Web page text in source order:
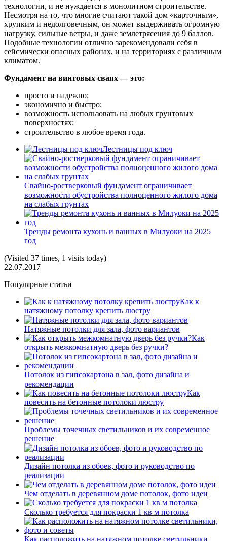
технологии, и не нуждается в монолитном строительстве.
Несмотря на то, что многие считают такой дом «карточным»,
хрупким и недолговечным, он может выдерживать огромную
нагрузку, сильные ветры, и даже землетрясения до 9 баллов.
Подобные технологии отлично зарекомендовали себя в
сейсмически опасных районах, и на территориях с различным
климатом.
Фундамент на винтовых сваях — это:
просто и надежно;
экономично и быстро;
возможность использовать на любых грунтовых
поверхностях;
строительство в любое время года.
Лестницы под ключ
Свайно-ростверковый фундамент ограничивает
возможности обустройства полноценного жилого дома
на слабых грунтах
Тренды ремонта кухонь и ванных в Милуоки на 2025
год
(Visited 37 times, 1 visits today)
22.07.2017
Популярные статьи
Как к
натяжному потолку крепить люстру
Натяжные потолки для зала, фото вариантов
Как
открыть межкомнатную дверь без ручки?
Потолок из гипсокартона в зал, фото дизайна и
рекомендации
Как
повесить на бетонные потолоки люстру
Проблемы точечных светильников и их современное
решение
Дизайн потолка из обоев, фото и руководство по
реализации
Чем отделать в деревянном доме потолок, фото идеи
Сколько требуется для покраски 1 кв м потолка
Как расположить на натяжном потолке светильники,…